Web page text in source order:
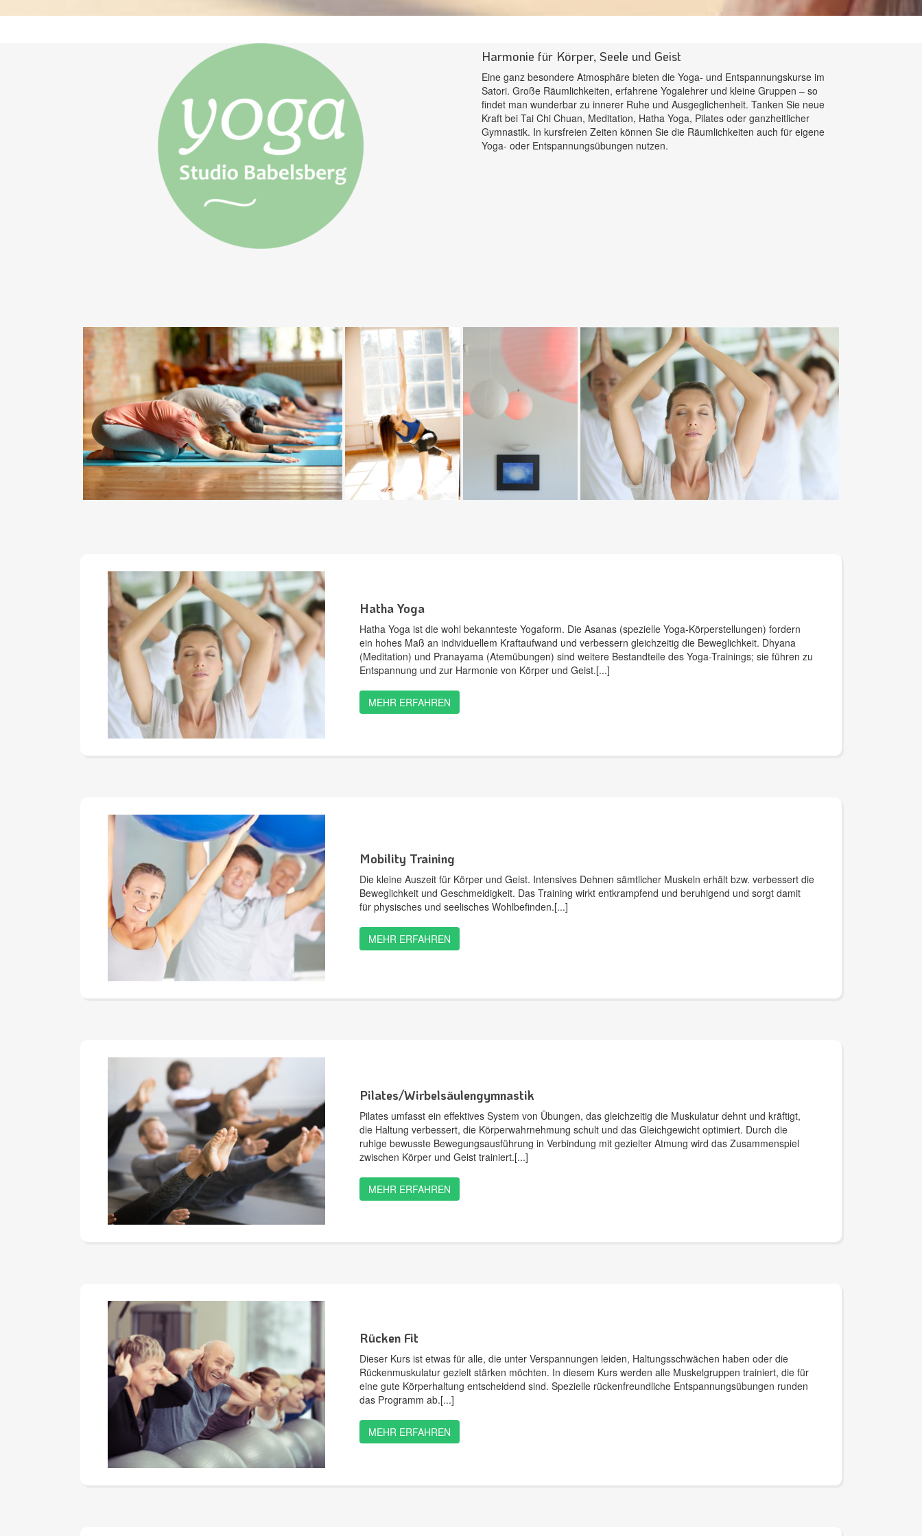
Harmonie für Körper, Seele und Geist
Eine ganz besondere Atmosphäre bieten die Yoga- und Entspannungskurse im
Satori. Große Räumlichkeiten, erfahrene Yogalehrer und kleine Gruppen – so
findet man wunderbar zu innerer Ruhe und Ausgeglichenheit. Tanken Sie neue
Kraft bei Tai Chi Chuan, Meditation, Hatha Yoga, Pilates oder ganzheitlicher
Gymnastik. In kursfreien Zeiten können Sie die Räumlichkeiten auch für eigene
Yoga- oder Entspannungsübungen nutzen.
Hatha Yoga
Hatha Yoga ist die wohl bekannteste Yogaform. Die Asanas (spezielle Yoga-Körperstellungen) fordern
ein hohes Maß an individuellem Kraftaufwand und verbessern gleichzeitig die Beweglichkeit. Dhyana
(Meditation) und Pranayama (Atemübungen) sind weitere Bestandteile des Yoga-Trainings; sie führen zu
Entspannung und zur Harmonie von Körper und Geist.
MEHR ERFAHREN
Mobility Training
Die kleine Auszeit für Körper und Geist. Intensives Dehnen sämtlicher Muskeln erhält bzw. verbessert die
Beweglichkeit und Geschmeidigkeit. Das Training wirkt entkrampfend und beruhigend und sorgt damit
für physisches und seelisches Wohlbefinden.
MEHR ERFAHREN
Pilates/Wirbelsäulengymnastik
Pilates umfasst ein effektives System von Übungen, das gleichzeitig die Muskulatur dehnt und kräftigt,
die Haltung verbessert, die Körperwahrnehmung schult und das Gleichgewicht optimiert. Durch die
ruhige bewusste Bewegungsausführung in Verbindung mit gezielter Atmung wird das Zusammenspiel
zwischen Körper und Geist trainiert.
MEHR ERFAHREN
Rücken Fit
Dieser Kurs ist etwas für alle, die unter Verspannungen leiden, Haltungsschwächen haben oder die
Rückenmuskulatur gezielt stärken möchten. In diesem Kurs werden alle Muskelgruppen trainiert, die für
eine gute Körperhaltung entscheidend sind. Spezielle rückenfreundliche Entspannungsübungen runden
das Programm ab.
MEHR ERFAHREN